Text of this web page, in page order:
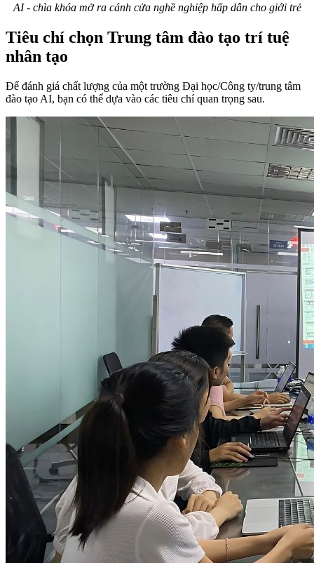
AI - chìa khóa mở ra cánh cửa nghề nghiệp hấp dẫn cho giới trẻ
Tiêu chí chọn Trung tâm đào tạo trí tuệ
nhân tạo
Để đánh giá chất lượng của một trường Đại học/Công ty/trung tâm
đào tạo AI, bạn có thể dựa vào các tiêu chí quan trọng sau.